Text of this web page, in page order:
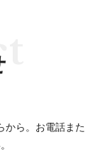
から。お電話また